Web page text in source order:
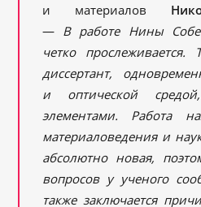
и материалов
— В работе Нины
четко
диссертант,
и оптической
элементами. Работа
материаловедения и
абсолютно новая,
вопросов у ученого
также заключается